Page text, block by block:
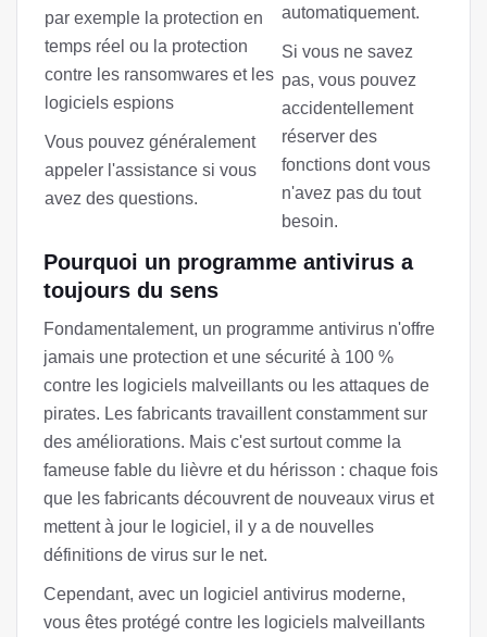
par exemple la protection en
temps réel ou la protection
contre les ransomwares et les
logiciels espions
Vous pouvez généralement
appeler l'assistance si vous
avez des questions.
automatiquement.
Si vous ne savez
pas, vous pouvez
accidentellement
réserver des
fonctions dont vous
n'avez pas du tout
besoin.
Pourquoi un programme antivirus a
toujours du sens
Fondamentalement, un programme antivirus n'offre
jamais une protection et une sécurité à 100 %
contre les logiciels malveillants ou les attaques de
pirates. Les fabricants travaillent constamment sur
des améliorations. Mais c'est surtout comme la
fameuse fable du lièvre et du hérisson : chaque fois
que les fabricants découvrent de nouveaux virus et
mettent à jour le logiciel, il y a de nouvelles
définitions de virus sur le net.
Cependant, avec un logiciel antivirus moderne,
vous êtes protégé contre les logiciels malveillants